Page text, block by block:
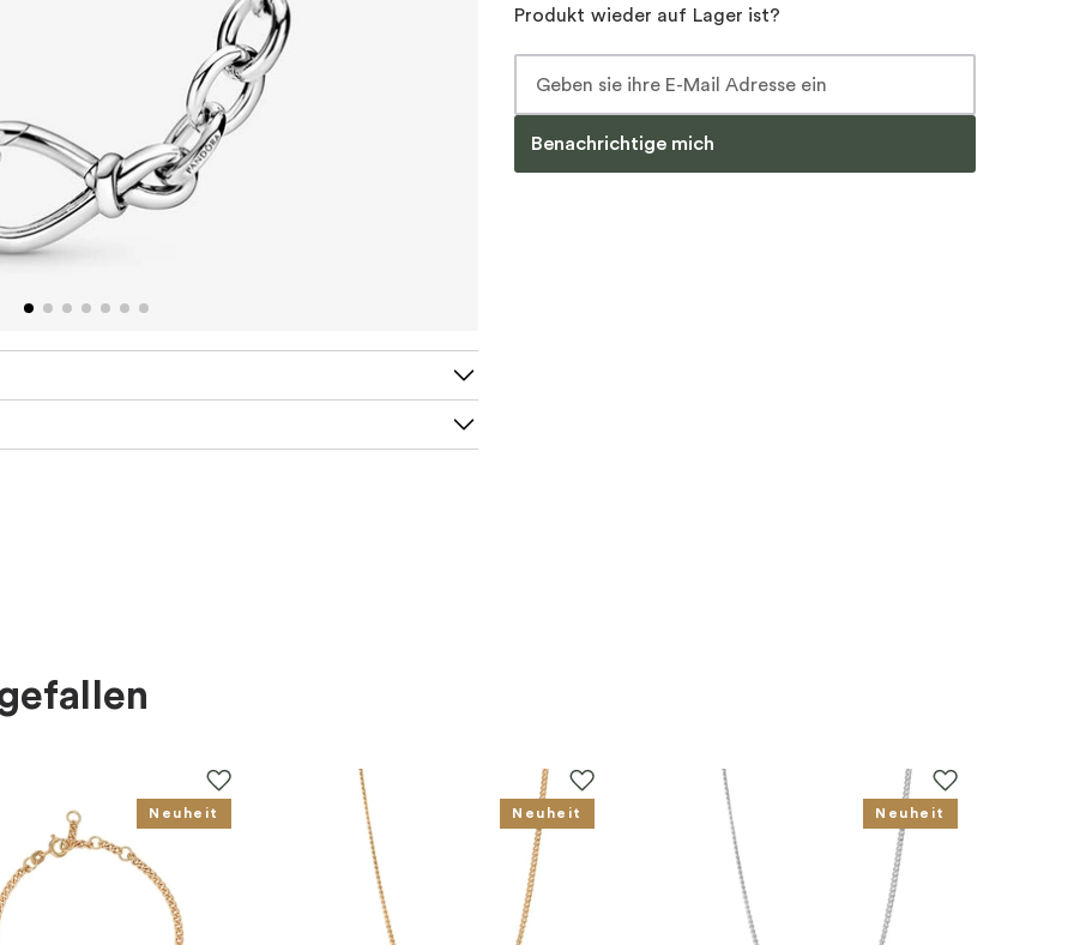
Produkt wieder auf Lager ist?
Benachrichtige mich
Neuheit Neuheit Neuheit